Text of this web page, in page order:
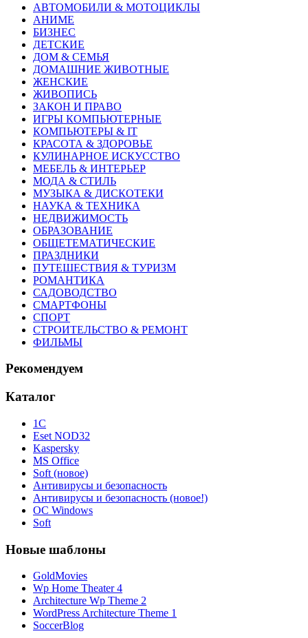
АВТОМОБИЛИ & МОТОЦИКЛЫ
АНИМЕ
БИЗНЕС
ДЕТСКИЕ
ДОМ & СЕМЬЯ
ДОМАШНИЕ ЖИВОТНЫЕ
ЖЕНСКИЕ
ЖИВОПИСЬ
ЗАКОН И ПРАВО
ИГРЫ КОМПЬЮТЕРНЫЕ
КОМПЬЮТЕРЫ & IT
КРАСОТА & ЗДОРОВЬЕ
КУЛИНАРНОЕ ИСКУССТВО
МЕБЕЛЬ & ИНТЕРЬЕР
МОДА & СТИЛЬ
МУЗЫКА & ДИСКОТЕКИ
НАУКА & ТЕХНИКА
НЕДВИЖИМОСТЬ
ОБРАЗОВАНИЕ
ОБЩЕТЕМАТИЧЕСКИЕ
ПРАЗДНИКИ
ПУТЕШЕСТВИЯ & ТУРИЗМ
РОМАНТИКА
САДОВОДСТВО
СМАРТФОНЫ
СПОРТ
СТРОИТЕЛЬСТВО & РЕМОНТ
ФИЛЬМЫ
Рекомендуем
Каталог
1С
Eset NOD32
Kaspersky
MS Office
Soft (новое)
Антивирусы и безопасность
Антивирусы и безопасность (новое!)
ОС Windows
Soft
Новые шаблоны
GoldMovies
Wp Home Theater 4
Architecture Wp Theme 2
WordPress Architecture Theme 1
SoccerBlog